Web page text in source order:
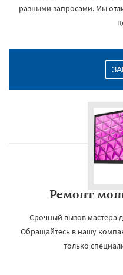
разными запросами. Мы
Ремонт
Срочный вызов мастера
Обращайтесь в нашу
только